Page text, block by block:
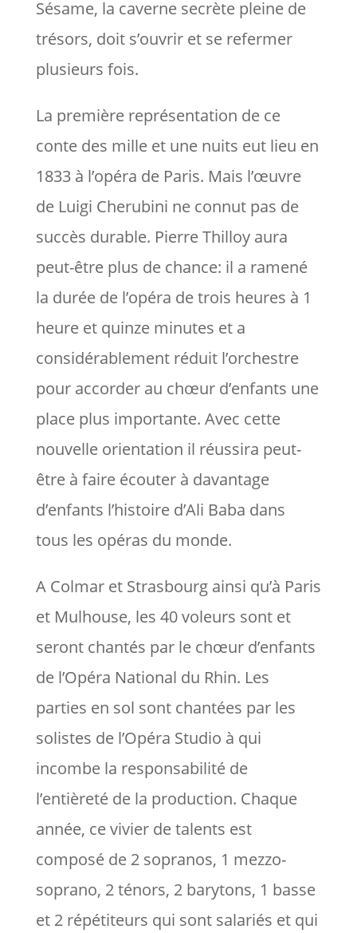
Sésame, la caverne secrète pleine de
trésors, doit s’ouvrir et se refermer
plusieurs fois.
La première représentation de ce
conte des mille et une nuits eut lieu en
1833 à l’opéra de Paris. Mais l’œuvre
de Luigi Cherubini ne connut pas de
succès durable. Pierre Thilloy aura
peut-être plus de chance: il a ramené
la durée de l’opéra de trois heures à 1
heure et quinze minutes et a
considérablement réduit l’orchestre
pour accorder au chœur d’enfants une
place plus importante. Avec cette
nouvelle orientation il réussira peut-
être à faire écouter à davantage
d’enfants l’histoire d’Ali Baba dans
tous les opéras du monde.
A Colmar et Strasbourg ainsi qu’à Paris
et Mulhouse, les 40 voleurs sont et
seront chantés par le chœur d’enfants
de l’Opéra National du Rhin. Les
parties en sol sont chantées par les
solistes de l’Opéra Studio à qui
incombe la responsabilité de
l’entièreté de la production. Chaque
année, ce vivier de talents est
composé de 2 sopranos, 1 mezzo-
soprano, 2 ténors, 2 barytons, 1 basse
et 2 répétiteurs qui sont salariés et qui